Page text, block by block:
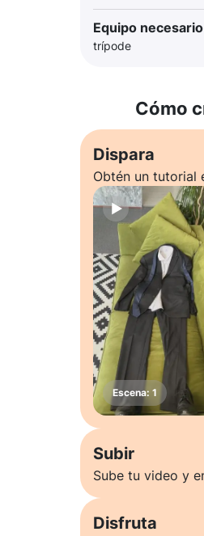
Equipo
trípode
Cómo
Dispara
Obtén un tutorial
Subir
Sube tu video y
Disfruta